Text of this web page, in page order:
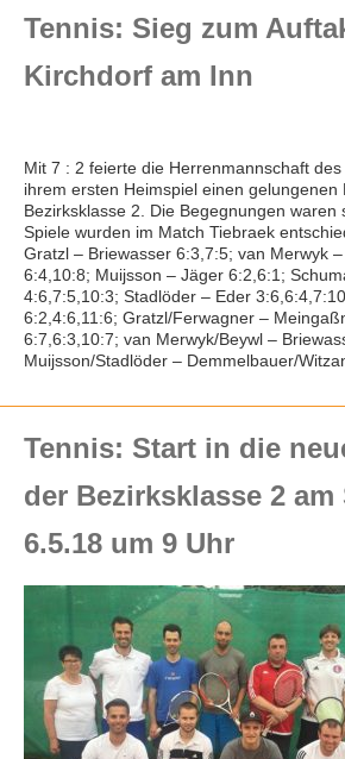
Kursangebote
Tennis: Sieg zum
Kirchdorf am Inn
Mit 7 : 2 feierte die Herrenmannschaft
ihrem ersten Heimspiel einen gelungenen
Bezirksklasse 2. Die Begegnungen waren
Spiele wurden im Match Tiebraek
Gratzl – Briewasser 6:3,7:5; van Merwyk –
6:4,10:8; Muijsson – Jäger 6:2,6:1;
4:6,7:5,10:3; Stadlöder – Eder
6:2,4:6,11:6; Gratzl/Ferwagner –
6:7,6:3,10:7; van Merwyk/Beywl –
Muijsson/Stadlöder – Demmelbauer/
Tennis: Start in die
der Bezirksklasse 2 am
6.5.18 um 9 Uhr